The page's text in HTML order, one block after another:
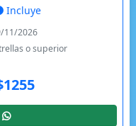
Incluye
11/2026
o superior